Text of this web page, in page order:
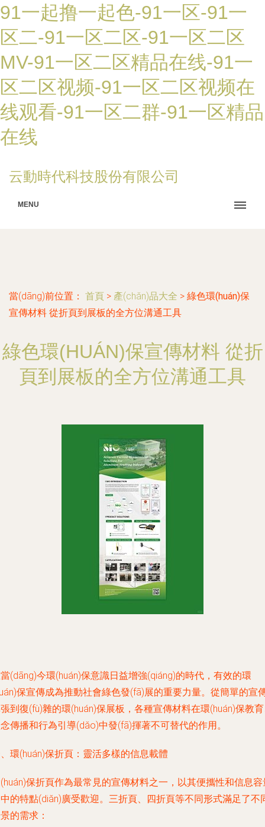
91一起撸一起色-91一区-91一
区二-91一区二区-91一区二区
MV-91一区二区精品在线-91一
区二区视频-91一区二区视频在
线观看-91一区二群-91一区精品
在线
云動時代科技股份有限公司
MENU
當(dāng)前位置： 首頁 > 產(chǎn)品大全 > 綠色環(huán)保
宣傳材料 從折頁到展板的全方位溝通工具
綠色環(HUÁN)保宣傳材料 從折
頁到展板的全方位溝通工具
(dāng)今環(huán)保意識日益增強(qiáng)的時代，有效的環
保宣傳成為推動社會綠色發(fā)展的重要力量。從簡單的宣
到復(fù)雜的環(huán)保展板，各種宣傳材料在環(huán)保教
傳播和行為引導(dǎo)中發(fā)揮著不可替代的作用。
環(huán)保折頁：靈活多樣的信息載體
保折頁作為最常見的宣傳材料之一，以其便攜性和信息容
的特點(diǎn)廣受歡迎。三折頁、四折頁等不同形式滿足了不
的需求：